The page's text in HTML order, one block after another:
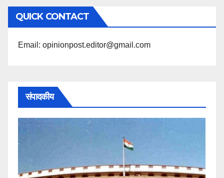
अनुसार
पढ़ें
QUICK CONTACT
Email: opinionpost.editor@gmail.com
संपादकीय